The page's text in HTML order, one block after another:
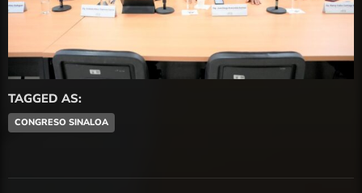
TAGGED AS:
CONGRESO SINALOA